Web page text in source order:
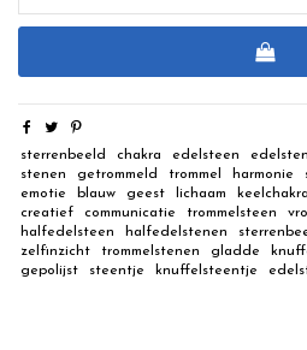
sterrenbeeld chakra edelsteen
stenen
getrommeld trommel harmonie
emotie
blauw geest lichaam keelchakra
creatief
communicatie trommelsteen
halfedelsteen
halfedelstenen
zelfinzicht
trommelstenen gladde
gepolijst
steentje knuffelsteentje